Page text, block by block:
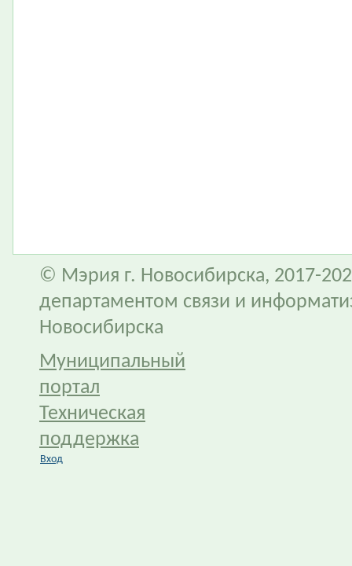
© Мэрия г. Новосибирска, 2017-
департаментом связи и
Новосибирска
Муниципальный
портал
Техническая
поддержка
Вход